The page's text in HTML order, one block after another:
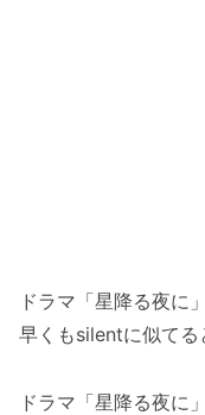
ドラマ「星降る夜に
早くもsilentに似てる
ドラマ「星降る夜に